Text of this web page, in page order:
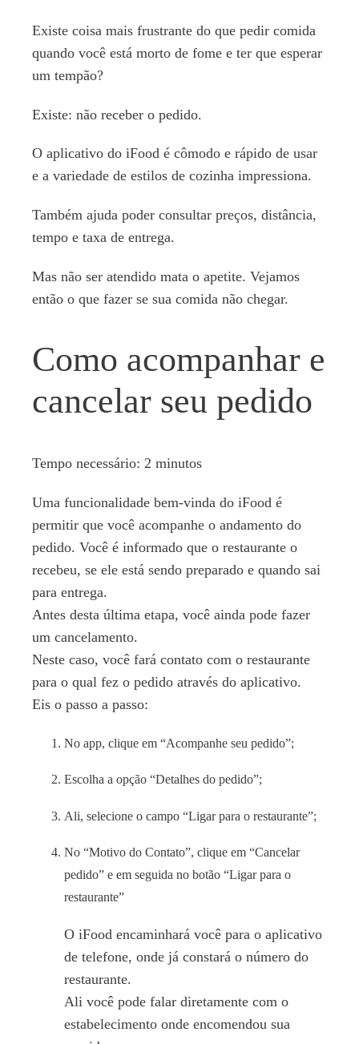
Existe coisa mais frustrante do que pedir comida
quando você está morto de fome e ter que esperar
um tempão?
Existe: não receber o pedido.
O aplicativo do iFood é cômodo e rápido de usar
e a variedade de estilos de cozinha impressiona.
Também ajuda poder consultar preços, distância,
tempo e taxa de entrega.
Mas não ser atendido mata o apetite. Vejamos
então o que fazer se sua comida não chegar.
Como acompanhar e
cancelar seu pedido
Tempo necessário: 2 minutos
Uma funcionalidade bem-vinda do iFood é
permitir que você acompanhe o andamento do
pedido. Você é informado que o restaurante o
recebeu, se ele está sendo preparado e quando sai
para entrega.
Antes desta última etapa, você ainda pode fazer
um cancelamento.
Neste caso, você fará contato com o restaurante
para o qual fez o pedido através do aplicativo.
Eis o passo a passo:
No app, clique em “Acompanhe seu pedido”;
Escolha a opção “Detalhes do pedido”;
Ali, selecione o campo “Ligar para o restaurante”;
No “Motivo do Contato”, clique em “Cancelar
pedido” e em seguida no botão “Ligar para o
restaurante”
O iFood encaminhará você para o aplicativo
de telefone, onde já constará o número do
restaurante.
Ali você pode falar diretamente com o
estabelecimento onde encomendou sua